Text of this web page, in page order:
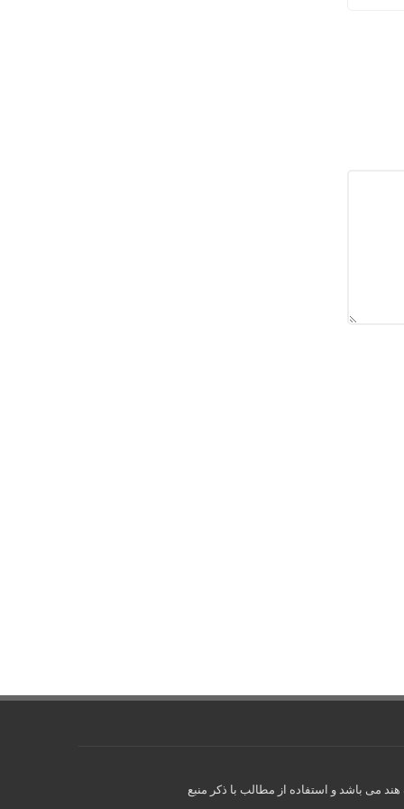
می باشد و استفاده از مطالب با ذکر منبع